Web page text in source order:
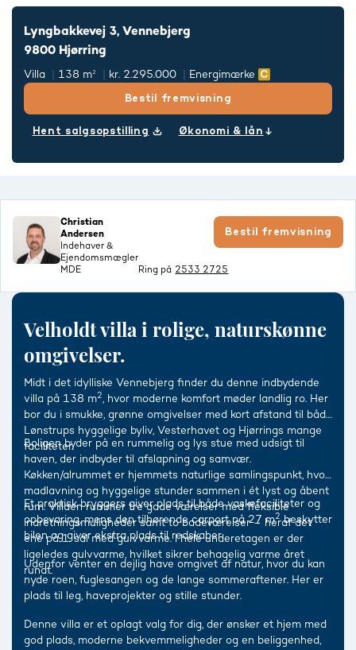
Lyngbakkevej 3, Vennebjerg
9800 Hjørring
Villa 138 m² kr. 2.295.000 Energimærke
Bestil fremvisning
Hent salgsopstilling Økonomi & lån
Christian
Andersen
Indehaver &
Ejendomsmægler
MDE
Bestil fremvisning
Ring på 2533 2725
Velholdt villa i rolige, naturskønne
omgivelser.
Midt i det idylliske Vennebjerg finder du denne indbydende
villa på 138 m2, hvor moderne komfort møder landlig ro. Her
bor du i smukke, grønne omgivelser med kort afstand til både
Lønstrups hyggelige byliv, Vesterhavet og Hjørrings mange
faciliteter.
Boligen byder på en rummelig og lys stue med udsigt til
haven, der indbyder til afslapning og samvær.
Køkken/alrummet er hjemmets naturlige samlingspunkt, hvor
madlavning og hyggelige stunder sammen i ét lyst og åbent
rum. Villaen rummer tre gode værelser med fleksible
indretningsmuligheder samt to badeværelser – heraf det
ene på 1. sal med gulvvarme. I hele underetagen er der
ligeledes gulvvarme, hvilket sikrer behagelig varme året
rundt.
Et praktisk bryggers giver plads til både vaskefaciliteter og
opbevaring, mens den tilhørende carport på 27 m2beskytter
bilen og giver ekstra plads til redskaber.
Udenfor venter en dejlig have omgivet af natur, hvor du kan
nyde roen, fuglesangen og de lange sommeraftener. Her er
plads til leg, haveprojekter og stille stunder.
Denne villa er et oplagt valg for dig, der ønsker et hjem med
god plads, moderne bekvemmeligheder og en beliggenhed,